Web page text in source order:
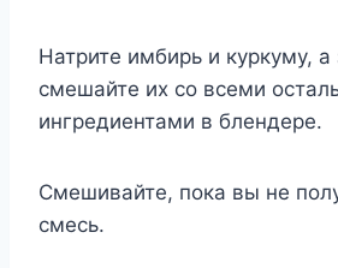
Натрите имбирь и куркуму, а
смешайте их со всеми
ингредиентами в блендере.
Смешивайте, пока вы не
смесь.